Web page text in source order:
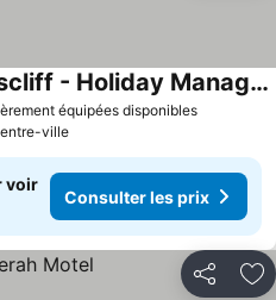
équipées disponibles
The Sand Resort Kingscliff - Holiday Management Co.
ville
voir
Consulter les prix
Partager